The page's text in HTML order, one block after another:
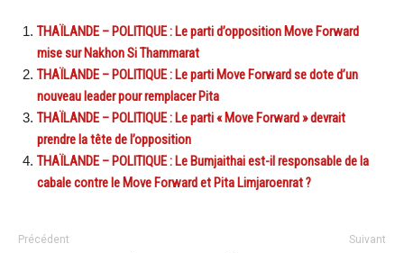
THAÏLANDE – POLITIQUE : Le parti d’opposition Move Forward
mise sur Nakhon Si Thammarat
THAÏLANDE – POLITIQUE : Le parti Move Forward se dote d’un
nouveau leader pour remplacer Pita
THAÏLANDE – POLITIQUE : Le parti « Move Forward » devrait
prendre la tête de l’opposition
THAÏLANDE – POLITIQUE : Le Bumjaithai est-il responsable de la
cabale contre le Move Forward et Pita Limjaroenrat ?
Précédent Suivant